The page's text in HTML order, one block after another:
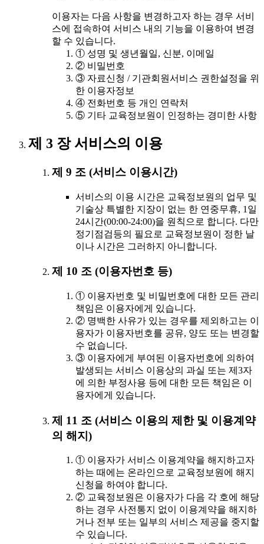
이용자는 다음 사항을 변경하고자 하는 경우 서비
스에 접속하여 서비스 내의 기능을 이용하여 변경
할 수 있습니다.
① 성명 및 생년월일, 신분, 이메일
② 비밀번호
③ 자료신청 / 기관회원서비스 권한설정을 위
한 이용자정보
④ 전화번호 등 개인 연락처
⑤ 기타 교육정보원이 인정하는 경미한 사항
제 3 장 서비스의 이용
제 9 조 (서비스 이용시간)
서비스의 이용 시간은 교육정보원의 업무 및
기술상 특별한 지장이 없는 한 연중무휴, 1일
24시간(00:00-24:00)을 원칙으로 합니다. 다만
정기점검등의 필요로 교육정보원이 정한 날
이나 시간은 그러하지 아니합니다.
제 10 조 (이용자번호 등)
① 이용자번호 및 비밀번호에 대한 모든 관리
책임은 이용자에게 있습니다.
② 명백한 사유가 있는 경우를 제외하고는 이
용자가 이용자번호를 공유, 양도 또는 변경할
수 없습니다.
③ 이용자에게 부여된 이용자번호에 의하여
발생되는 서비스 이용상의 과실 또는 제3자
에 의한 부정사용 등에 대한 모든 책임은 이
용자에게 있습니다.
제 11 조 (서비스 이용의 제한 및 이용계약
의 해지)
① 이용자가 서비스 이용계약을 해지하고자
하는 때에는 온라인으로 교육정보원에 해지
신청을 하여야 합니다.
② 교육정보원은 이용자가 다음 각 호에 해당
하는 경우 사전통지 없이 이용계약을 해지하
거나 전부 또는 일부의 서비스 제공을 중지할
수 있습니다.